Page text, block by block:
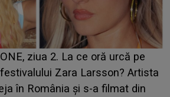
noua concurentă din "Casa
pe Emanuel. CINE ESTE
de Alexandra?! Aflându-se în